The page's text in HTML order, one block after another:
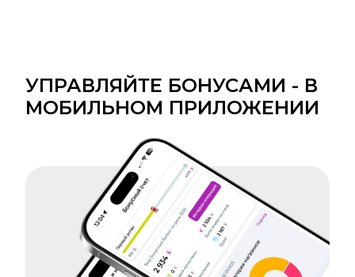
УПРАВЛЯЙТЕ БОНУСАМИ - В
МОБИЛЬНОМ ПРИЛОЖЕНИИ